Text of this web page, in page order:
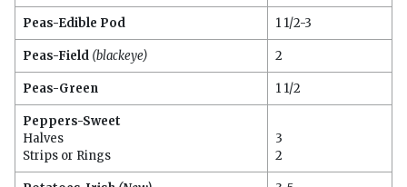
Peas-Edible Pod 1 1/2-3
Peas-Field (blackeye) 2
Peas-Green 1 1/2
Peppers-Sweet
Halves
Strips or Rings
3
2